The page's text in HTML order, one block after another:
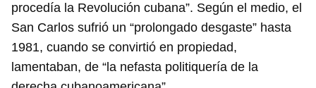
procedía la Revolución cubana”. Según el medio, el
San Carlos sufrió un “prolongado desgaste” hasta
1981, cuando se convirtió en propiedad,
lamentaban, de “la nefasta politiquería de la